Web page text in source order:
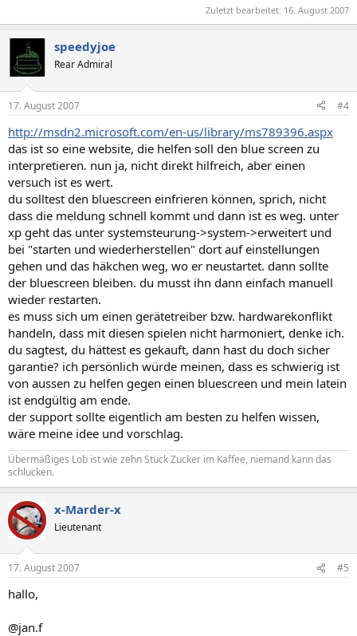
Zuletzt bearbeitet: 16. August 2007
speedyjoe
Rear Admiral
17. August 2007 #4
http://msdn2.microsoft.com/en-us/library/ms789396.aspx
das ist so eine website, die helfen soll den blue screen zu
interpretieren. nun ja, nicht direkt hilfreich, aber einen
versuch ist es wert.
du solltest den bluescreen einfrieren können, sprich, nicht
dass die meldung schnell kommt und dann ist es weg. unter
xp geht das unter systemsteurung->system->erweitert und
bei "starten und wiederherstellen" dort auf einstellungen
gehen und das häkchen weg, wo er neustartet. dann sollte
der bluescreen bleiben. du musst ihn dann einfach manuell
wieder restarten.
es muss sich um einen gerätetreiber bzw. hardwarekonflikt
handeln, dass mit diesen spielen nicht harmoniert, denke ich.
du sagtest, du hättest es gekauft, dann hast du doch sicher
garantie? ich persönlich würde meinen, dass es schwierig ist
von aussen zu helfen gegen einen bluescreen und mein latein
ist endgültig am ende.
der support sollte eigentlich am besten zu helfen wissen,
wäre meine idee und vorschlag.
Übermäßiges Lob ist wie zehn Stück Zucker im Kaffee, niemand kann das
schlucken.
x-Marder-x
Lieutenant
17. August 2007 #5
hallo,
@jan.f